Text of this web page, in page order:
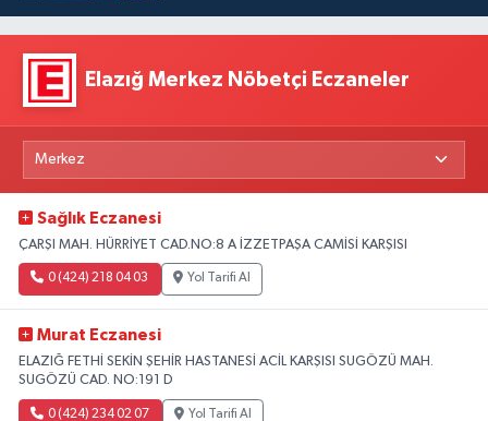
Elazığ Merkez Nöbetçi Eczaneler
Sağlık Eczanesi
ÇARŞI MAH. HÜRRİYET CAD.NO:8 A İZZETPAŞA CAMİSİ KARŞISI
0 (424) 218 04 03 Yol Tarifi Al
Murat Eczanesi
ELAZIĞ FETHİ SEKİN ŞEHİR HASTANESİ ACİL KARŞISI SUGÖZÜ MAH.
SUGÖZÜ CAD. NO:191 D
0 (424) 234 02 07 Yol Tarifi Al